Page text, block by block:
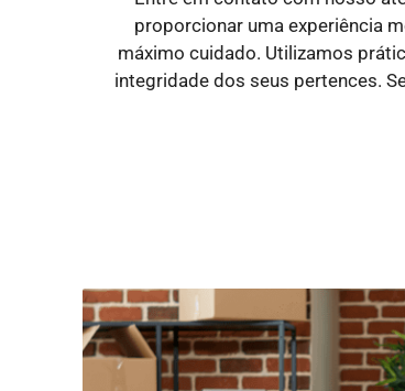
proporcionar uma experiência
máximo cuidado. Utilizamos
integridade dos seus pertences.